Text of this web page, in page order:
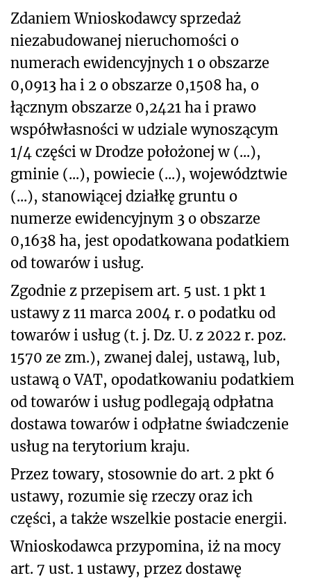
Zdaniem Wnioskodawcy sprzedaż
niezabudowanej nieruchomości o
numerach ewidencyjnych 1 o obszarze
0,0913 ha i 2 o obszarze 0,1508 ha, o
łącznym obszarze 0,2421 ha i prawo
współwłasności w udziale wynoszącym
1/4 części w Drodze położonej w (...),
gminie (...), powiecie (...), województwie
(...), stanowiącej działkę gruntu o
numerze ewidencyjnym 3 o obszarze
0,1638 ha, jest opodatkowana podatkiem
od towarów i usług.
Zgodnie z przepisem art. 5 ust. 1 pkt 1
ustawy z 11 marca 2004 r. o podatku od
towarów i usług (t. j. Dz. U. z 2022 r. poz.
1570 ze zm.), zwanej dalej, ustawą, lub,
ustawą o VAT, opodatkowaniu podatkiem
od towarów i usług podlegają odpłatna
dostawa towarów i odpłatne świadczenie
usług na terytorium kraju.
Przez towary, stosownie do art. 2 pkt 6
ustawy, rozumie się rzeczy oraz ich
części, a także wszelkie postacie energii.
Wnioskodawca przypomina, iż na mocy
art. 7 ust. 1 ustawy, przez dostawę